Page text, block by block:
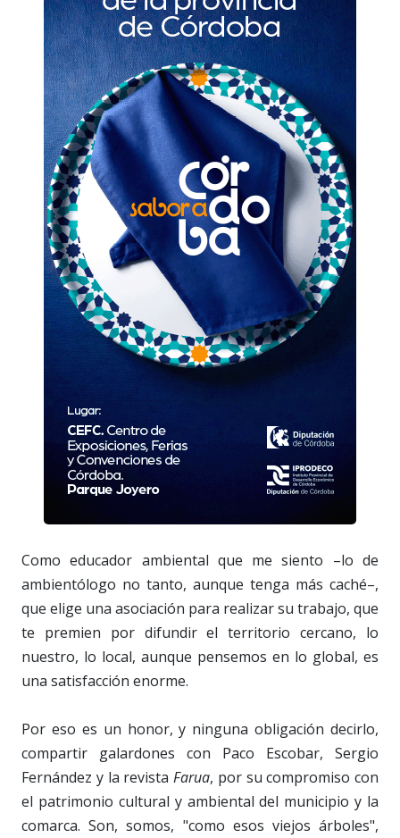
Como educador ambiental que me siento –lo de
ambientólogo no tanto, aunque tenga más caché–,
que elige una asociación para realizar su trabajo, que
te premien por difundir el territorio cercano, lo
nuestro, lo local, aunque pensemos en lo global, es
una satisfacción enorme.
Por eso es un honor, y ninguna obligación decirlo,
compartir galardones con Paco Escobar, Sergio
Fernández y la revista Farua, por su compromiso con
el patrimonio cultural y ambiental del municipio y la
comarca. Son, somos, "como esos viejos árboles",